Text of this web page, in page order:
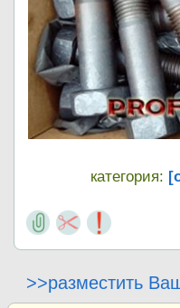
категория:
>>разместить